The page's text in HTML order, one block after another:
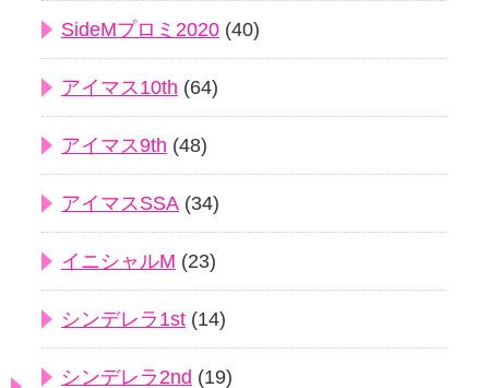
SideMプロミ2020 (40)
アイマス10th (64)
アイマス9th (48)
アイマスSSA (34)
イニシャルM (23)
シンデレラ1st (14)
シンデレラ2nd (19)